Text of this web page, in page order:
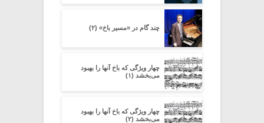
چند گام در «مسیر باخ» (۲)
چهار ویژگی که باخ آنها را بهبود
می‌بخشد (۱)
چهار ویژگی که باخ آنها را بهبود
می‌بخشد (۲)